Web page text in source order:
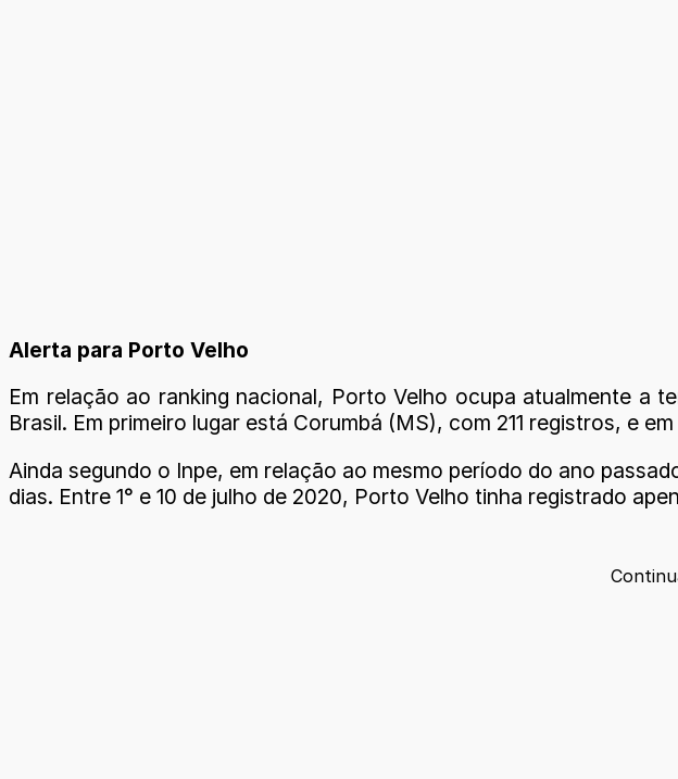
Alerta para Porto Velho
Em relação ao ranking nacional, Porto Velho ocupa atualmente a
Brasil. Em primeiro lugar está Corumbá (MS), com 211 registros, e
Ainda segundo o Inpe, em relação ao mesmo período do ano
dias. Entre 1° e 10 de julho de 2020, Porto Velho tinha registrado